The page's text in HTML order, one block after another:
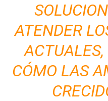
ATENDER
CÓMO LAS